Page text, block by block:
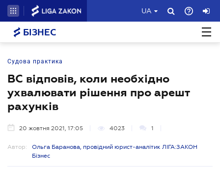
UA
БІЗНЕС
Судова практика
ВС відповів, коли необхідно
ухвалювати рішення про арешт
рахунків
20 жовтня 2021, 17:05 4023 1
Автор:
Ольга Баранова, провідний юрист-аналітик ЛІГА:ЗАКОН
Бізнес